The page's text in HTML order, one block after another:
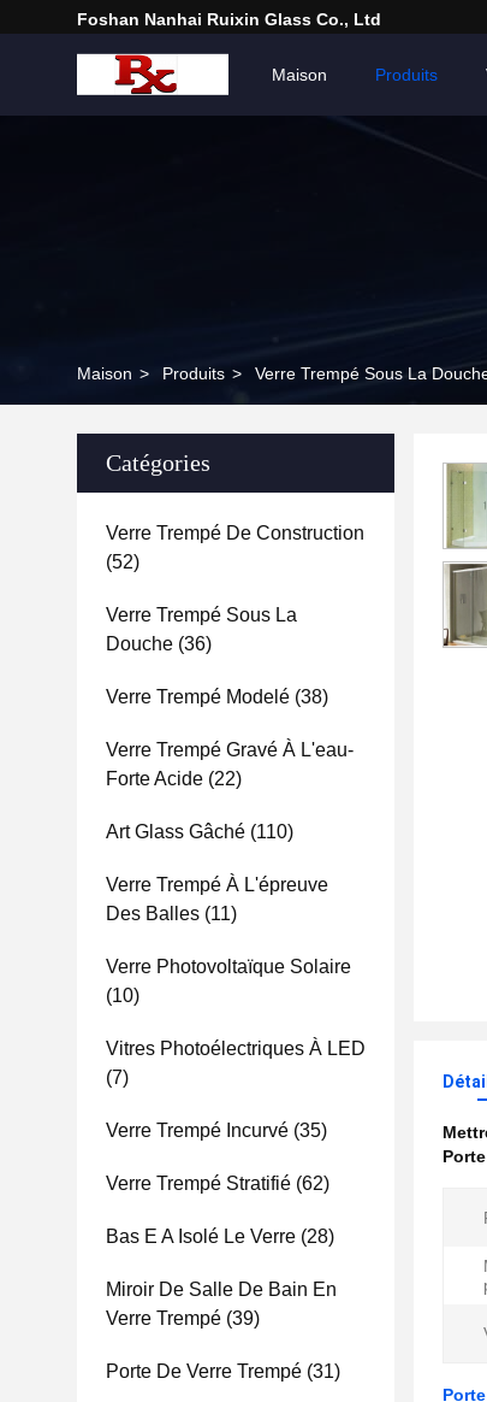
Foshan Nanhai Ruixin Glass Co., Ltd
Maison Produits
Maison > Produits > Verre Trempé Sous La
Catégories
Verre Trempé De Construction
(52)
Verre Trempé Sous La
Douche (36)
Verre Trempé Modelé (38)
Verre Trempé Gravé À L'eau-
Forte Acide (22)
Art Glass Gâché (110)
Verre Trempé À L'épreuve
Des Balles (11)
Verre Photovoltaïque Solaire
(10)
Vitres Photoélectriques À LED
(7)
Verre Trempé Incurvé (35)
Verre Trempé Stratifié (62)
Bas E A Isolé Le Verre (28)
Miroir De Salle De Bain En
Verre Trempé (39)
Porte De Verre Trempé (31)